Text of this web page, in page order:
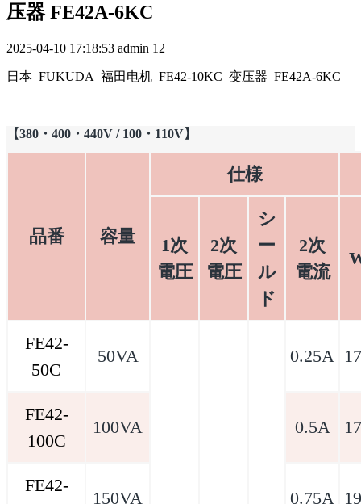
压器 FE42A-6KC
2025-04-10 17:18:53 admin 12
日本 FUKUDA 福田电机 FE42-10KC 变压器 FE42A-6KC
【380・400・440V / 100・110V】
品番 容量
仕様
1次
電圧
2次
電圧
シ
ー
ル
ド
2次
電流
FE42-
50C
50VA 0.25A
FE42-
100C
100VA 0.5A
FE42-
150VA 0.75A